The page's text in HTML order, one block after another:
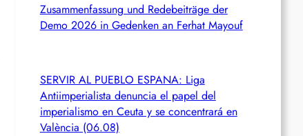
Zusammenfassung und Redebeiträge der
Demo 2026 in Gedenken an Ferhat Mayouf
SERVIR AL PUEBLO ESPANA: Liga
Antiimperialista denuncia el papel del
imperialismo en Ceuta y se concentrará en
València (06.08)